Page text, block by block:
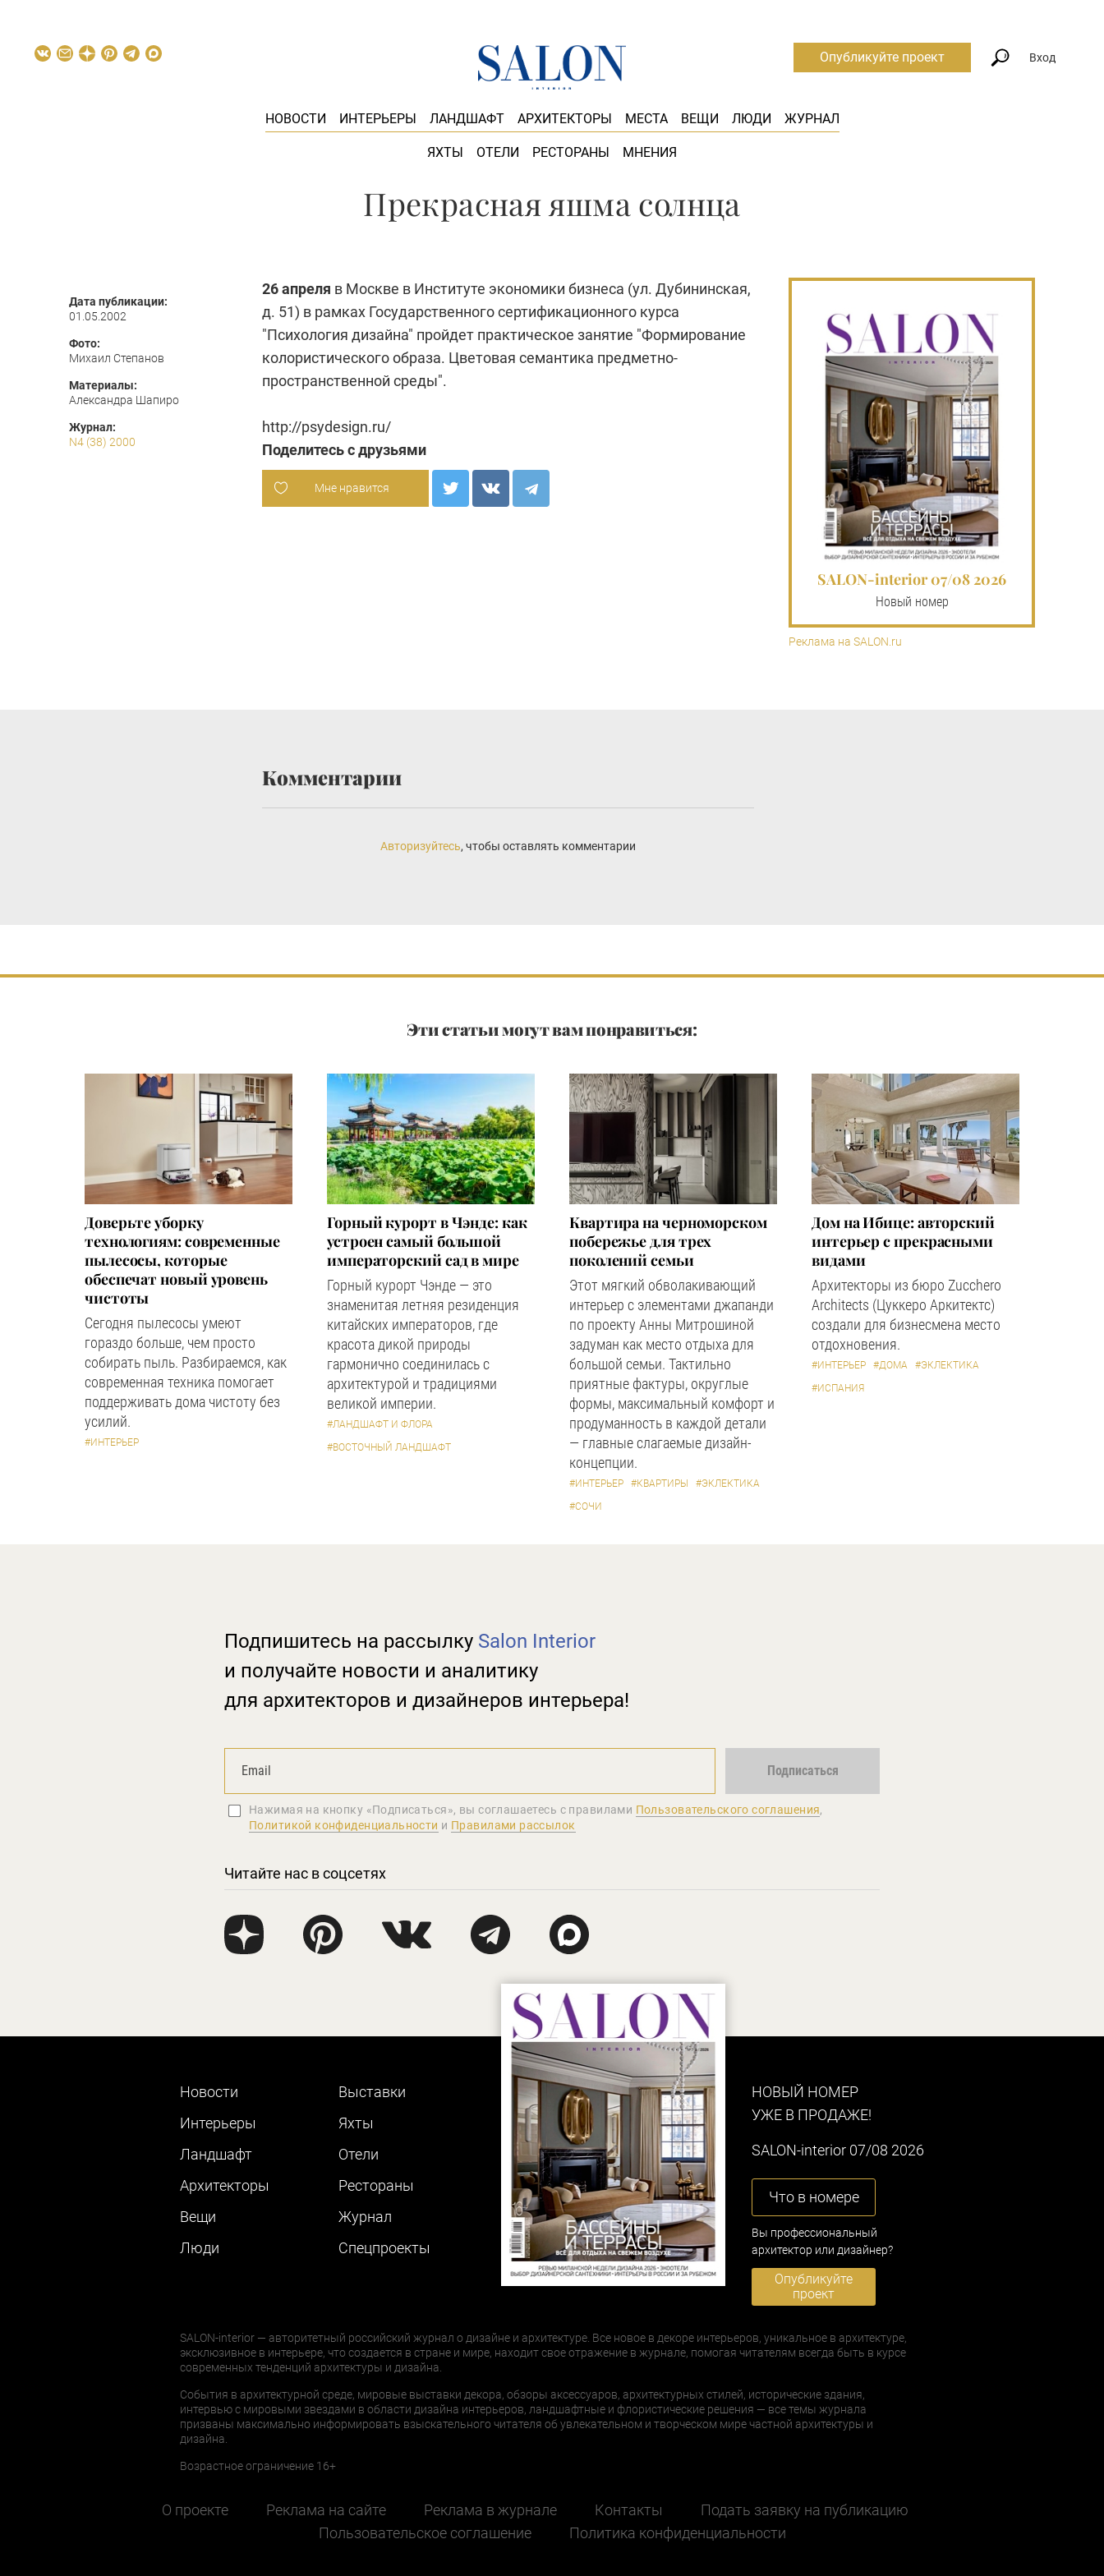
НОВОСТИ ИНТЕРЬЕРЫ ЛАНДШАФТ АРХИТЕКТОРЫ МЕСТА ВЕЩИ ЛЮДИ ЖУРНАЛ
ЯХТЫ ОТЕЛИ РЕСТОРАНЫ МНЕНИЯ
Опубликуйте проект Вход
Прекрасная яшма солнца
Дата публикации:
01.05.2002
Фото:
Михаил Степанов
Материалы:
Александра Шапиро
Журнал:
N4 (38) 2000
26 апреля в Москве в Институте экономики бизнеса (ул. Дубининская,
д. 51) в рамках Государственного сертификационного курса
"Психология дизайна" пройдет практическое занятие "Формирование
колористического образа. Цветовая семантика предметно-
пространственной среды".
http://psydesign.ru/
Поделитесь с друзьями
Мне нравится
SALON-interior 07/08 2026
Новый номер
Реклама на SALON.ru
Комментарии
Авторизуйтесь, чтобы оставлять комментарии
Эти статьи могут вам понравиться:
Доверьте уборку
технологиям: современные
пылесосы, которые
обеспечат новый уровень
чистоты
Сегодня пылесосы умеют
гораздо больше, чем просто
собирать пыль. Разбираемся, как
современная техника помогает
поддерживать дома чистоту без
усилий.
#ИНТЕРЬЕР
Горный курорт в Чэнде: как
устроен самый большой
императорский сад в мире
Горный курорт Чэнде — это
знаменитая летняя резиденция
китайских императоров, где
красота дикой природы
гармонично соединилась с
архитектурой и традициями
великой империи.
#ЛАНДШАФТ И ФЛОРА
#ВОСТОЧНЫЙ ЛАНДШАФТ
Квартира на черноморском
побережье для трех
поколений семьи
Этот мягкий обволакивающий
интерьер с элементами джапанди
по проекту Анны Митрошиной
задуман как место отдыха для
большой семьи. Тактильно
приятные фактуры, округлые
формы, максимальный комфорт и
продуманность в каждой детали
— главные слагаемые дизайн-
концепции.
#ИНТЕРЬЕР #КВАРТИРЫ
#ЭКЛЕКТИКА
#СОЧИ
Дом на Ибице: авторский
интерьер с прекрасными
видами
Архитекторы из бюро Zucchero
Architects (Цуккеро Аркитектс)
создали для бизнесмена место
отдохновения.
#ИНТЕРЬЕР #ДОМА
#ЭКЛЕКТИКА
#ИСПАНИЯ
Подпишитесь на рассылку Salon Interior
и получайте новости и аналитику
для архитекторов и дизайнеров интерьера!
Подписаться
Нажимая на кнопку «Подписаться», вы соглашаетеcь с правилами Пользовательского соглашения,
Политикой конфиденциальности и Правилами рассылок
Читайте нас в соцсетях
Новости
Интерьеры
Ландшафт
Архитекторы
Вещи
Люди
Выставки
Яхты
Отели
Рестораны
Журнал
Cпецпроекты
НОВЫЙ НОМЕР
УЖЕ В ПРОДАЖЕ!
SALON-interior 07/08 2026
Что в номере
Вы профессиональный
архитектор или дизайнер?
Опубликуйте
проект
SALON-interior — авторитетный российский журнал о дизайне и архитектуре. Все новое в декоре интерьеров, уникальное в архитектуре,
эксклюзивное в интерьере, что создается в стране и мире, находит свое отражение в журнале, помогая читателям всегда быть в курсе
современных тенденций архитектуры и дизайна.
События в архитектурной среде, мировые выставки декора, обзоры аксессуаров, архитектурных стилей, исторические здания,
интервью с мировыми звездами в области дизайна интерьеров, ландшафтные и флористические решения — все темы журнала
призваны максимально информировать взыскательного читателя об увлекательном и творческом мире частной архитектуры и
дизайна.
Возрастное ограничение 16+
О проекте Реклама на сайте Реклама в журнале Контакты
Подать заявку на публикацию
Пользовательское соглашение
Политика конфиденциальности